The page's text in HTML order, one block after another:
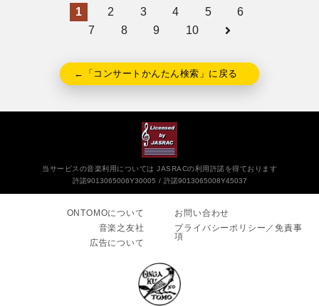
1 2 3 4 5
6
7
8 9 10
←「コンサートかんたん検索」に戻る
当サービスの音楽利用については JASRACの利用許諾を得ております
許諾9013065006Y30005
許諾9013065008Y45037
ONTOMOについて
音楽之友社
広告について
お問い合わせ
プライバシーポリシー／免責事
項